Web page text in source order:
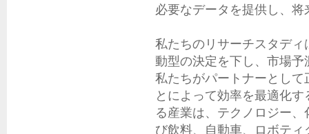
必要なデータを提供し、
私たちのリサーチスタデ
動型の決定を下し、市場
私たちがパートナーとし
とによって効率を最適化
る産業は、テクノロジー
び飲料、自動車、ロボテ